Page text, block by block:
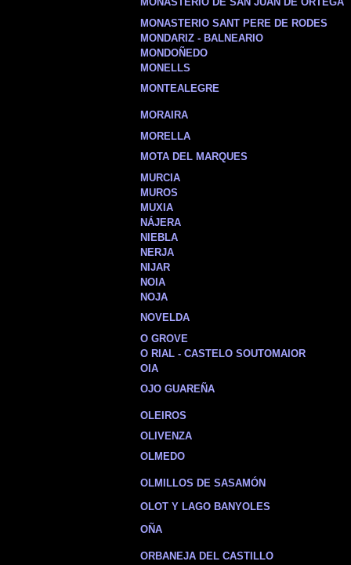
MONASTERIO SANT PERE DE RODES
MONDARIZ - BALNEARIO
MONDOÑEDO
MONELLS
MONTEALEGRE
MORAIRA
MORELLA
MOTA DEL MARQUES
MURCIA
MUROS
MUXIA
NÁJERA
NIEBLA
NERJA
NIJAR
NOIA
NOJA
NOVELDA
O GROVE
O RIAL - CASTELO SOUTOMAIOR
OIA
OJO GUAREÑA
OLEIROS
OLIVENZA
OLMEDO
OLMILLOS DE SASAMÓN
OLOT Y LAGO BANYOLES
OÑA
ORBANEJA DEL CASTILLO